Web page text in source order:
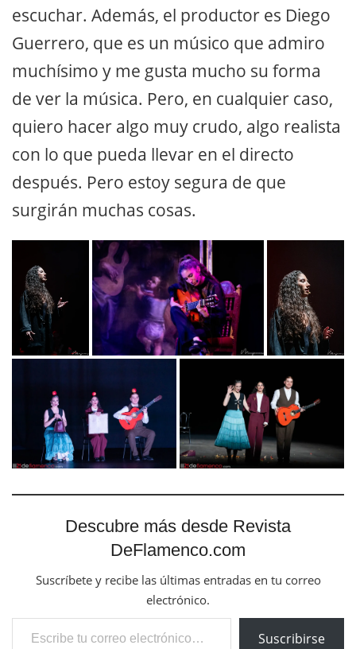
escuchar. Además, el productor es Diego
Guerrero, que es un músico que admiro
muchísimo y me gusta mucho su forma
de ver la música. Pero, en cualquier caso,
quiero hacer algo muy crudo, algo realista
con lo que pueda llevar en el directo
después. Pero estoy segura de que
surgirán muchas cosas.
Descubre más desde Revista
DeFlamenco.com
Suscríbete y recibe las últimas entradas en tu correo
electrónico.
Escribe tu correo electrónico…
Suscribirse